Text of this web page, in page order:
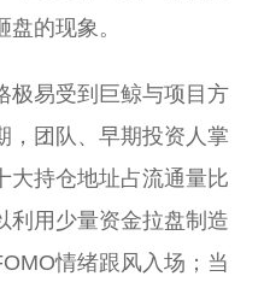
的现象。
极易受到巨鲸与项目方
，团队、早期投资人掌
大持仓地址占流通量比
利用少量资金拉盘制造
情绪跟风入场；当